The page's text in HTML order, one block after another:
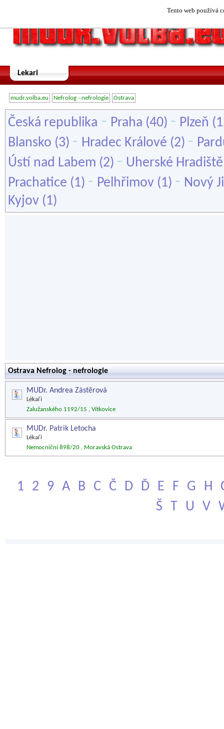
Tento web používá
Lekari
mudr.volba.eu Nefrolog - nefrologie Ostrava
Česká republika - Praha (40) - Plzeň
Blansko (3) - Hradec Králové (2) -
Ústí nad Labem (2) - Uherské Hradiště
Prachatice (1) - Pelhřimov (1) - Nový
Kyjov (1)
Ostrava Nefrolog - nefrologie
MUDr. Andrea Zástěrová
Lékaři
Zalužanského 1192/15 , Vítkovice
MUDr. Patrik Letocha
Lékaři
Nemocniční 898/20 , Moravská Ostrava
1 2 9 A B C Č D Ď E F G H
Š
T U V